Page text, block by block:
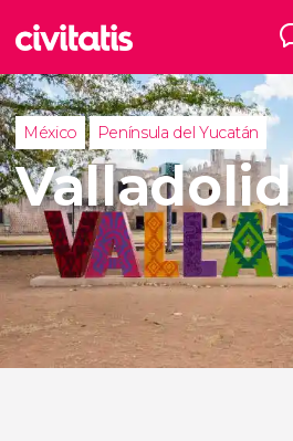
México Península del Yucatán
Valladolid